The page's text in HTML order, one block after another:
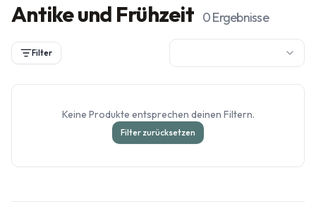
Antike und Frühzeit 0Ergebnisse
Filter
Keine Produkte entsprechen deinen Filtern.
Filter zurücksetzen